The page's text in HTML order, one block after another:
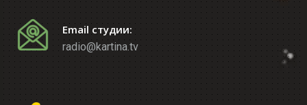
Email студии:
radio@kartina.tv